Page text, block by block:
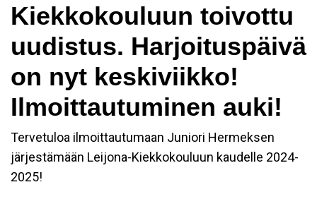
Kiekkokouluun toivottu
uudistus. Harjoituspäivä
on nyt keskiviikko!
Ilmoittautuminen auki!
Tervetuloa ilmoittautumaan Juniori Hermeksen
järjestämään Leijona-Kiekkokouluun kaudelle 2024-
2025!